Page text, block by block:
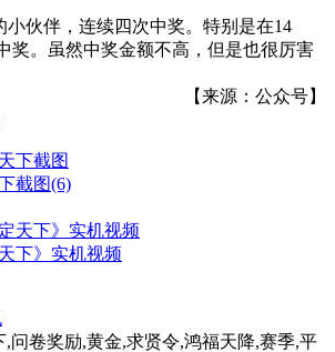
小伙伴，连续四次中奖。特别是在14
奖。虽然中奖金额不高，但是也很厉害
【来源：公众号】
截图(6)
下》实机视频
,问卷奖励,黄金,求贤令,鸿福天降,赛季,平